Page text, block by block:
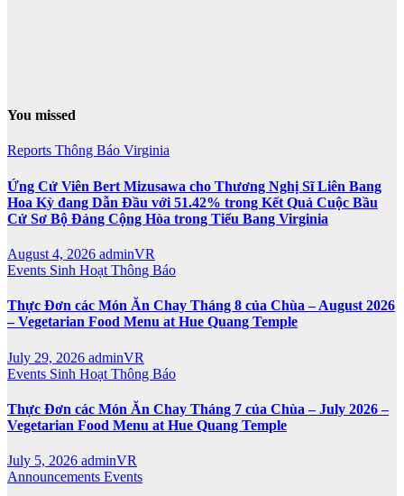
You missed
Reports Thông Báo Virginia
Ứng Cử Viên Bert Mizusawa cho Thương Nghị Sĩ Liên Bang
Hoa Kỳ đang Dẫn Đầu với 51.42% trong Kết Quả Cuộc Bầu
Cử Sơ Bộ Đảng Cộng Hòa trong Tiểu Bang Virginia
August 4, 2026 adminVR
Events Sinh Hoạt Thông Báo
Thực Đơn các Món Ăn Chay Tháng 8 của Chùa – August 2026
– Vegetarian Food Menu at Hue Quang Temple
July 29, 2026 adminVR
Events Sinh Hoạt Thông Báo
Thực Đơn các Món Ăn Chay Tháng 7 của Chùa – July 2026 –
Vegetarian Food Menu at Hue Quang Temple
July 5, 2026 adminVR
Announcements Events